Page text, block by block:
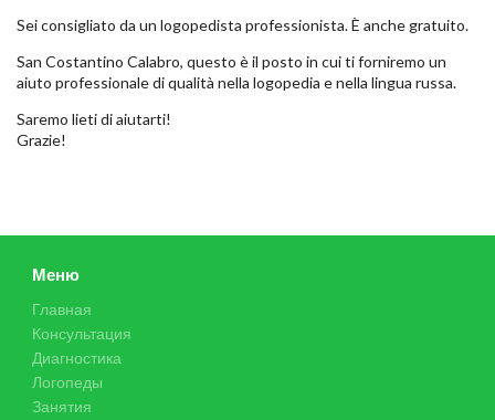
Sei consigliato da un logopedista professionista. È anche gratuito.
San Costantino Calabro, questo è il posto in cui ti forniremo un
aiuto professionale di qualità nella logopedia e nella lingua russa.
Saremo lieti di aiutarti!
Grazie!
Меню
Главная
Консультация
Диагностика
Логопеды
Занятия